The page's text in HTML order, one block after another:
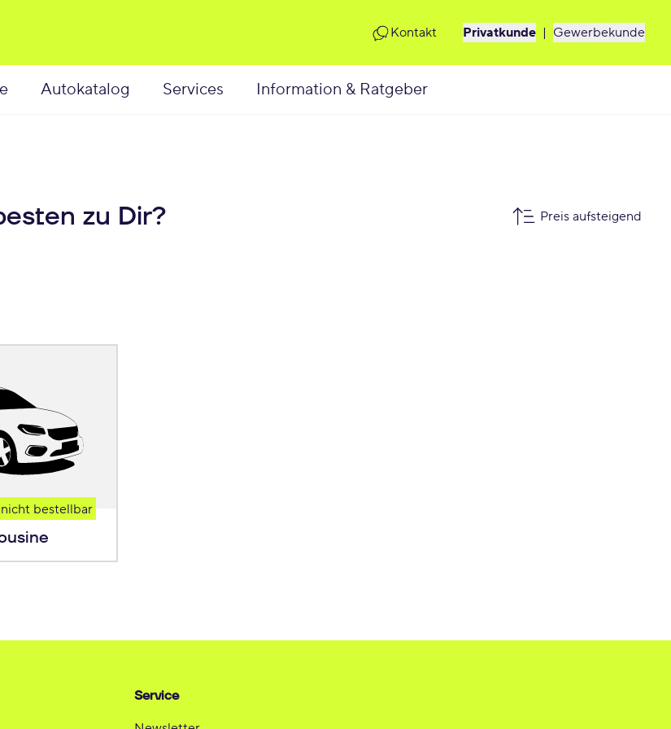
Autokatalog Services Information & Ratgeber
Kontakt Privatkunde | Gewerbekunde
zu Dir? Preis aufsteigend
bestellbar
Service